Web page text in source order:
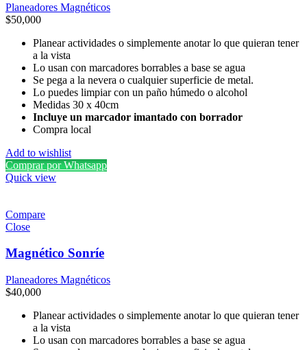
Planeadores Magnéticos
$50,000
Planear actividades o simplemente anotar lo que quieran tener
a la vista
Lo usan con marcadores borrables a base se agua
Se pega a la nevera o cualquier superficie de metal.
Lo puedes limpiar con un paño húmedo o alcohol
Medidas 30 x 40cm
Incluye un marcador imantado con borrador
Compra local
Add to wishlist
Comprar por Whatsapp
Quick view
Compare
Close
Magnético Sonríe
Planeadores Magnéticos
$40,000
Planear actividades o simplemente anotar lo que quieran tener
a la vista
Lo usan con marcadores borrables a base se agua